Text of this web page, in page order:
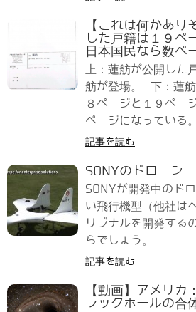
【これは何かあり
した戸籍は１９ペ
日本国民なら数ペ
上：蓮舫が公開した
舫が登場。 下：蓮
８ページと１９ペー
ページになっている
記事を読む
SONYのドローン
SONYが開発中のド
い飛行機型（他社は
リジナルを開発する
らでしょう。 ...
記事を読む
【動画】アメリ
ラックホールの合